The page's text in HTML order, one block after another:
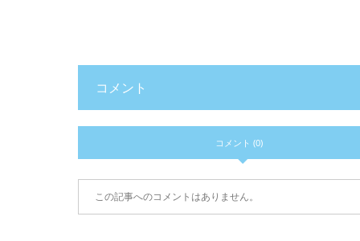
コメント
コメント (0)
この記事へのコメントはありません。